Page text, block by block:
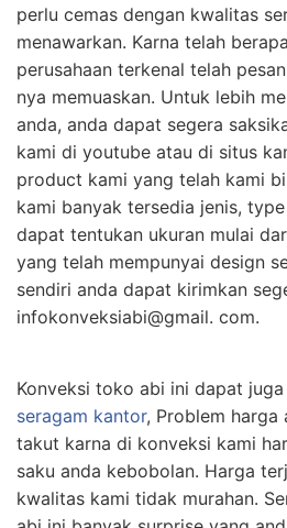
perlu cemas dengan kwalitas
menawarkan. Karna telah
perusahaan terkenal telah
nya memuaskan. Untuk lebih
anda, anda dapat segera
kami di youtube atau di situs
product kami yang telah kami
kami banyak tersedia jenis,
dapat tentukan ukuran mulai
yang telah mempunyai design
sendiri anda dapat kirimkan
infokonveksiabi@gmail. com.
Konveksi toko abi ini dapat
seragam kantor, Problem harga
takut karna di konveksi kami
saku anda kebobolan. Harga
kwalitas kami tidak murahan.